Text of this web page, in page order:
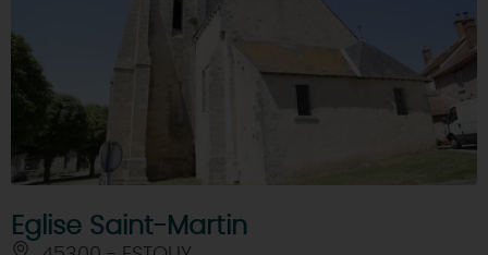
Eglise Saint-Martin